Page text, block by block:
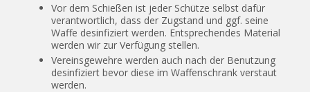
Vor dem Schießen ist jeder Schütze selbst dafür
verantwortlich, dass der Zugstand und ggf. seine
Waffe desinfiziert werden. Entsprechendes Material
werden wir zur Verfügung stellen.
Vereinsgewehre werden auch nach der Benutzung
desinfiziert bevor diese im Waffenschrank verstaut
werden.